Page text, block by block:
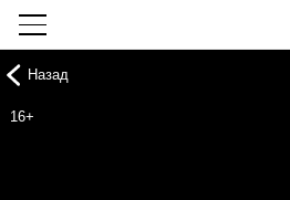
Назад
16+